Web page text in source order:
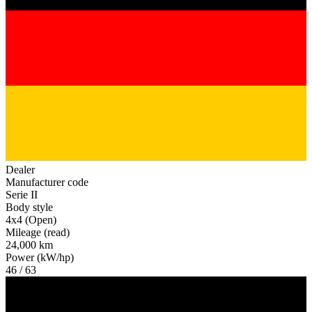
Dealer
Manufacturer code
Serie II
Body style
4x4 (Open)
Mileage (read)
24,000 km
Power (kW/hp)
46 / 63